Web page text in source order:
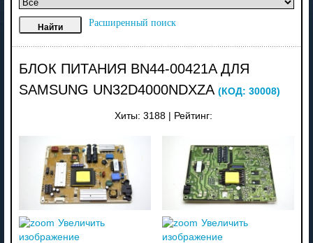
Расширенный поиск
БЛОК ПИТАНИЯ BN44-00421A ДЛЯ
SAMSUNG UN32D4000NDXZA (КОД: 30008)
Хиты: 3188 Рейтинг:
Увеличить
изображение
Увеличить
изображение